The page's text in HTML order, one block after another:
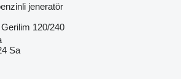
jeneratör
Gerilim 120/240
Sa